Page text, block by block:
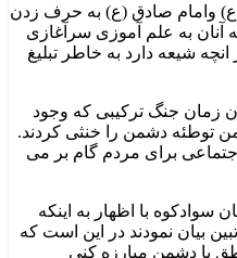
(ع) وامام صادق (ع) به حرف زدن
آنان به علم آموزی سرآغازی
هر انچه شیعه دارد به خاطر تبلیغ
آن زمان جنگ ترکیبی که وجود
توطئه دشمن را خنثی کردند.
برای مردم گام بر می
با اظهار به اینکه
بیان نمودند در این است که
با دشمن مبارزه کنی